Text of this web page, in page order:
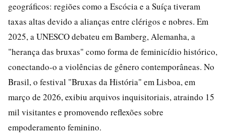
geográficos: regiões como a Escócia e a Suíça tiveram
taxas altas devido a alianças entre clérigos e nobres. Em
2025, a UNESCO debateu em Bamberg, Alemanha, a
"herança das bruxas" como forma de feminicídio histórico,
conectando-o a violências de gênero contemporâneas. No
Brasil, o festival "Bruxas da História" em Lisboa, em
março de 2026, exibiu arquivos inquisitoriais, atraindo 15
mil visitantes e promovendo reflexões sobre
empoderamento feminino.